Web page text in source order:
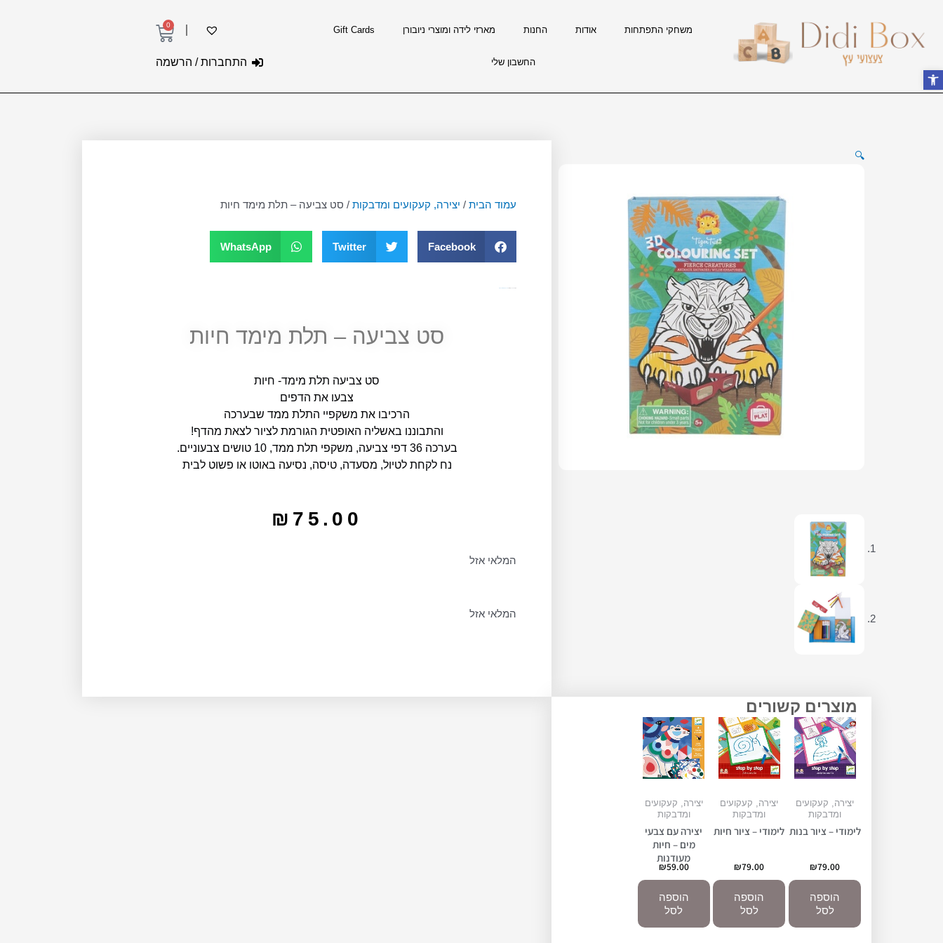
משחקי התפתחות אודות החנות מארזי לידה ומוצרי ניובורן Gift Cards
החשבון שלי התחברות / הרשמה
0
עגלת
🔍
עמוד הבית / יצירה, קעקועים ומדבקות / סט צביעה – תלת מימד חיות
Facebook
Twitter
WhatsApp
סט צביעה – תלת מימד חיות
סט צביעה תלת מימד- חיות
צבעו את הדפים
הרכיבו את משקפיי התלת ממד שבערכה
והתבוננו באשליה האופטית הגורמת לציור לצאת מהדף!
בערכה 36 דפי צביעה, משקפי תלת ממד, 10 טושים צבעוניים.
נח לקחת לטיול, מסעדה, טיסה, נסיעה באוטו או פשוט לבית
₪ 75.00
המלאי אזל
המלאי אזל
מוצרים קשורים
יצירה, קעקועים
ומדבקות
לימודי – ציור בנות
₪79.00
הוספה
לסל
יצירה, קעקועים
ומדבקות
לימודי – ציור חיות
₪79.00
הוספה
לסל
יצירה, קעקועים
ומדבקות
יצירה עם צבעי
מים – חיות
מעודנות
₪59.00
הוספה
לסל
פתח סרגל נגישות